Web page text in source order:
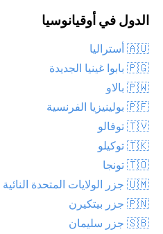
الدول في أوقيانوسيا
🇦🇺 أستراليا
🇵🇬 بابوا غينيا الجديدة
🇵🇼 بالاو
🇵🇫 بولينيزيا الفرنسية
🇹🇻 توفالو
🇹🇰 توكيلو
🇹🇴 تونجا
🇺🇲 جزر الولايات المتحدة النائية
🇵🇳 جزر بيتكيرن
🇸🇧 جزر سليمان